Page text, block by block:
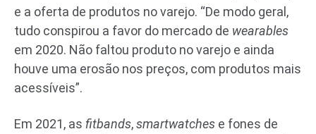
e a oferta de produtos no varejo. “De modo geral,
tudo conspirou a favor do mercado de wearables
em 2020. Não faltou produto no varejo e ainda
houve uma erosão nos preços, com produtos mais
acessíveis”.
Em 2021, as fitbands,smartwatches e fones de